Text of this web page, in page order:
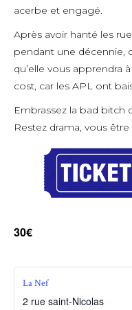
acerbe et engagé.
Après avoir hanté les
pendant une décennie,
qu’elle vous apprendra
cost, car les APL ont
Embrassez la bad bitch
Restez drama, vous
30€
La Nef
2 rue saint-Nicolas